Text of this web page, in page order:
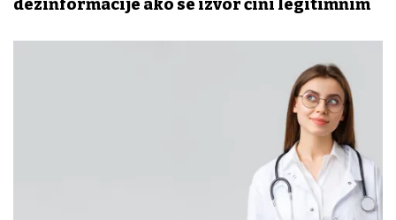
dezinformacije ako se izvor čini legitimnim